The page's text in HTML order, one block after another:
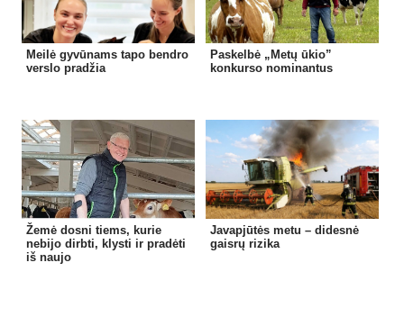
Meilė gyvūnams tapo bendro
verslo pradžia
Paskelbė „Metų ūkio”
konkurso nominantus
Žemė dosni tiems, kurie
nebijo dirbti, klysti ir pradėti
iš naujo
Javapjūtės metu – didesnė
gaisrų rizika